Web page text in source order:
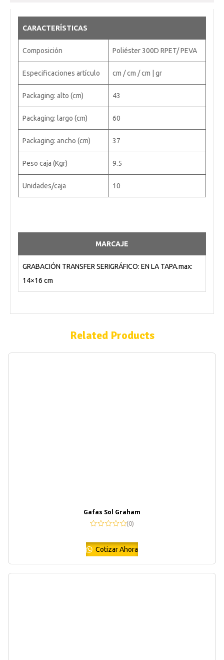
CARACTERÍSTICAS
Composición Poliéster 300D RPET/ PEVA
Especificaciones artículo cm / cm / cm | gr
Packaging: alto (cm) 43
Packaging: largo (cm) 60
Packaging: ancho (cm) 37
Peso caja (Kgr) 9.5
Unidades/caja 10
MARCAJE
GRABACIÓN TRANSFER SERIGRÁFICO: EN LA TAPA.max:
14×16 cm
Related Products
Gafas Sol Graham
(0)
Cotizar Ahora